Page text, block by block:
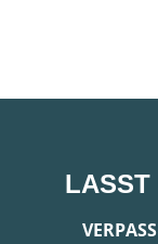
LASST